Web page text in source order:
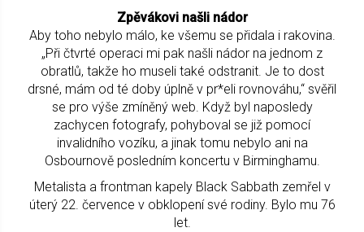
Zpěvákovi našli nádor
Aby toho nebylo málo, ke všemu se přidala i rakovina.
„Při čtvrté operaci mi pak našli nádor na jednom z
obratlů, takže ho museli také odstranit. Je to dost
drsné, mám od té doby úplně v pr*eli rovnováhu,“ svěřil
se pro výše zmíněný web. Když byl naposledy
zachycen fotografy, pohyboval se již pomocí
invalidního vozíku, a jinak tomu nebylo ani na
Osbournově posledním koncertu v Birminghamu.
Metalista a frontman kapely Black Sabbath zemřel v
úterý 22. července v obklopení své rodiny. Bylo mu 76
let.